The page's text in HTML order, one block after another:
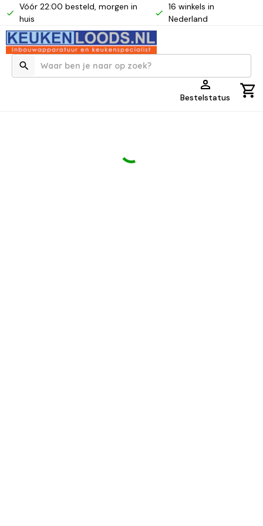
Vóór 22:00 besteld, morgen in
huis
16 winkels in
Nederland
Bestelstatus